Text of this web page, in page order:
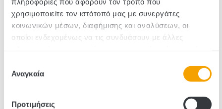
χρησιμοποιείτε τον ιστότοπό μας με συνεργάτες
κοινωνικών μέσων, διαφήμισης και αναλύσεων, οι
οποίοι ενδεχομένως να τις συνδυάσουν με άλλες
των υπηρεσιών τους.
συγκατάθεσης
Αναγκαία
Προτιμήσεις